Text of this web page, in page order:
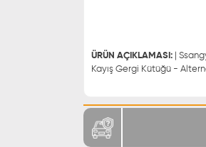
ÜRÜN AÇIKLAMASI: |
Kayış Gergi Kütüğü -